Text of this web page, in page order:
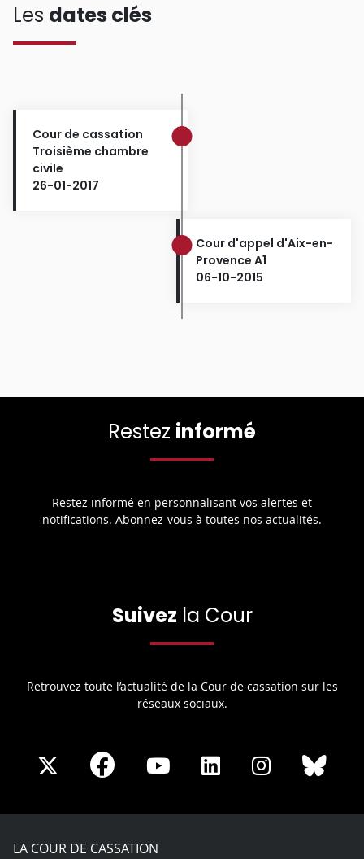
Les dates clés
Cour de cassation
Troisième chambre
civile
26-01-2017
Cour d'appel d'Aix-en-
Provence A1
06-10-2015
Restez informé
Restez informé en personnalisant vos alertes et
notifications. Abonnez-vous à toutes nos actualités.
Suivez la Cour
Retrouvez toute l’actualité de la Cour de cassation sur les
réseaux sociaux.
Share
X
Share
Facebook
Share
Youtube
Share
LinkedIn
Share
Instagram
LA COUR DE CASSATION